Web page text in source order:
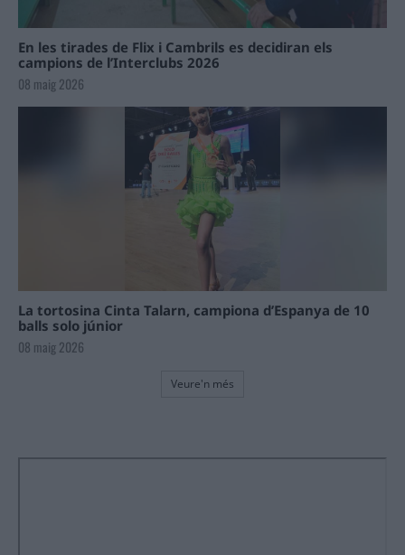
En les tirades de Flix i Cambrils es decidiran els
campions de l’Interclubs 2026
08 maig 2026
La tortosina Cinta Talarn, campiona d’Espanya de 10
balls solo júnior
08 maig 2026
Veure'n més